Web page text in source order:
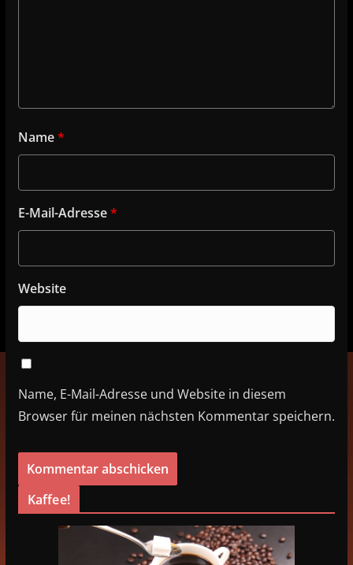
Name*
E-Mail-Adresse*
Website
Name, E-Mail-Adresse und Website in diesem
Browser für meinen nächsten Kommentar speichern.
Kaffee!